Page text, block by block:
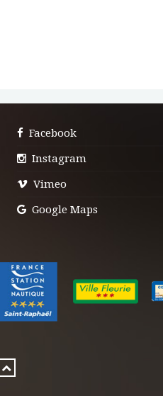
Facebook
Instagram
Vimeo
Google Maps